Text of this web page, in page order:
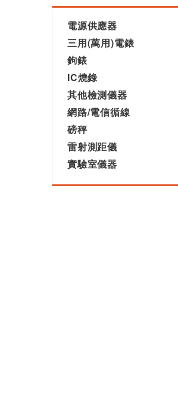
電源供應器
三用(萬用)電錶
鉤錶
IC燒錄
其他檢測儀器
網路/電信循線
磅秤
雷射測距儀
實驗室儀器